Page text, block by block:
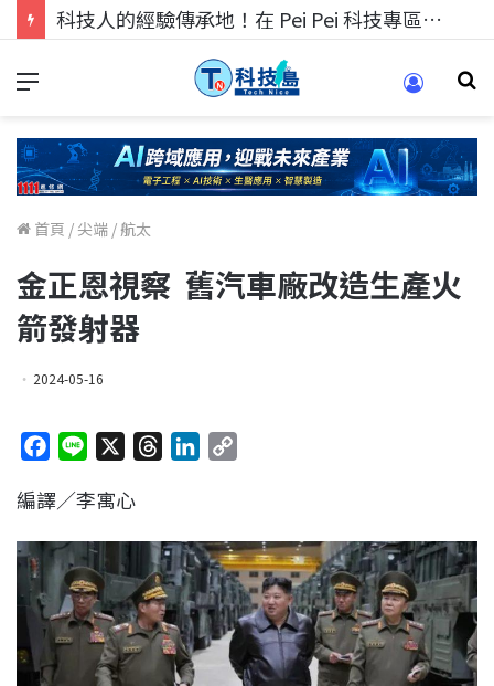
科技人找工作，就到TECH+ 科技專區!
首頁 /尖端 /航太
金正恩視察 舊汽車廠改造生產火
箭發射器
2024-05-16
c
b
o
o
k
n
a
d
s
e
d
I
n
L
i
n
編譯／李寓心